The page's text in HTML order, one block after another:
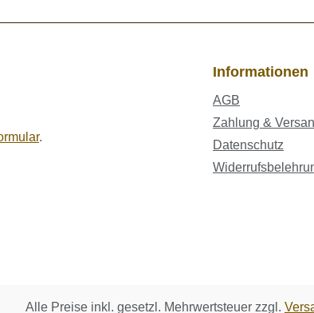
.
Informationen
AGB
Zahlung &
Datenschutz
Alle Preise inkl. gesetzl. Mehrwertsteuer zzgl.